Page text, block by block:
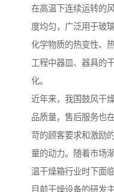
在高温下连续运转的
度均匀，广泛用于玻
化学物质的热变性、
工程中器皿、器具的
化。
近年来，我国鼓风干
品质量，售后服务也
苛的顾客要求和激励
量的动力。随着市场
温干燥箱行业时下面
目前干燥设备的研发